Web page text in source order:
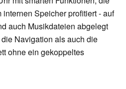
Speicher profitiert - auf
auch Musikdateien abgelegt
Navigation als auch die
ohne ein gekoppeltes